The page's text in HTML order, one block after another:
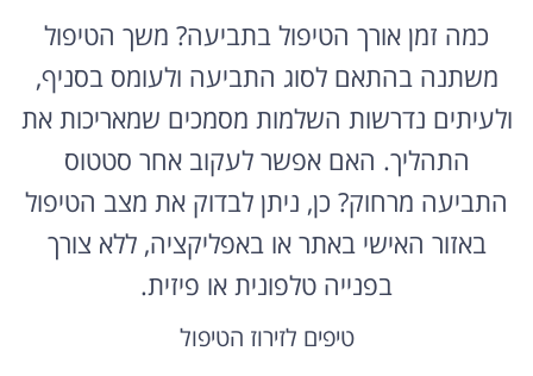
כמה זמן אורך הטיפול בתביעה? משך הטיפול
משתנה בהתאם לסוג התביעה ולעומס בסניף,
ולעיתים נדרשות השלמות מסמכים שמאריכות את
התהליך. האם אפשר לעקוב אחר סטטוס
התביעה מרחוק? כן, ניתן לבדוק את מצב הטיפול
באזור האישי באתר או באפליקציה, ללא צורך
בפנייה טלפונית או פיזית.
טיפים לזירוז הטיפול